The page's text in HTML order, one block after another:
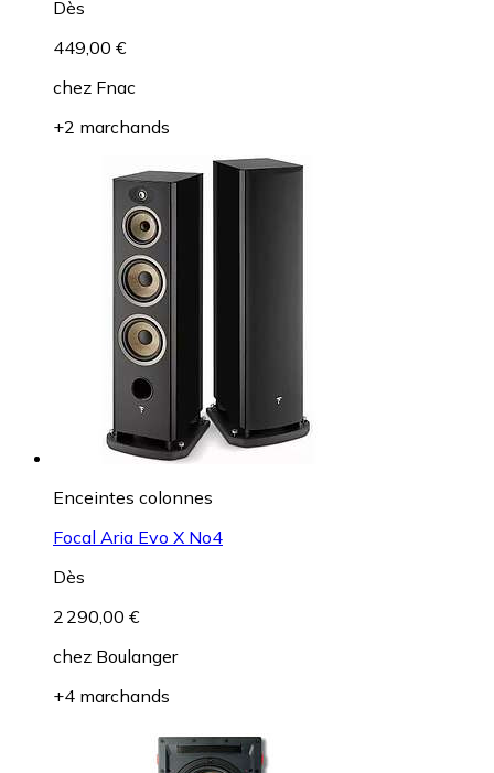
Dès
449,00 €
chez Fnac
+2 marchands
Enceintes colonnes
Focal Aria Evo X No4
Dès
2 290,00 €
chez Boulanger
+4 marchands